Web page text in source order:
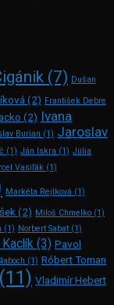
(7) Dušan
(2) František Debre
(2) Ivana
Burian (1) Jaroslav
(1) Ján Iskra (1) Júlia
Vasiľák (1)
Markéta Rejlková (1)
(2) Miloš Chmelko (1)
(1) Norbert Sabat (1)
Kaclík (3) Pavol
(1) Róbert Toman
(11) Vladimír Hebert